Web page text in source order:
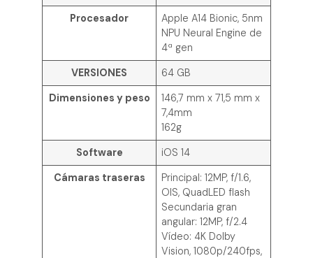
Procesador
Apple A14 Bionic, 5nm
NPU Neural Engine de
4ª gen
VERSIONES
64 GB
Dimensiones y peso
146,7 mm x 71,5 mm x
7,4mm
162g
Software
iOS 14
Cámaras traseras
Principal: 12MP, f/1.6,
OIS, QuadLED flash
Secundaria gran
angular: 12MP, f/2.4
Vídeo: 4K Dolby
Vision, 1080p/240fps,